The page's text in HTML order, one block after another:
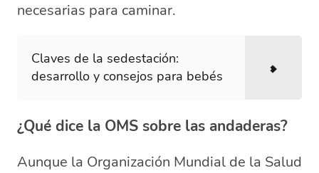
necesarias para caminar.
Claves de la sedestación:
desarrollo y consejos para bebés
¿Qué dice la OMS sobre las andaderas?
Aunque la Organización Mundial de la Salud